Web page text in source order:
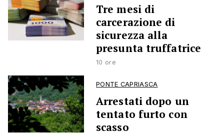
Tre mesi di
carcerazione di
sicurezza alla
presunta truffatrice
10 ore
PONTE CAPRIASCA
Arrestati dopo un
tentato furto con
scasso